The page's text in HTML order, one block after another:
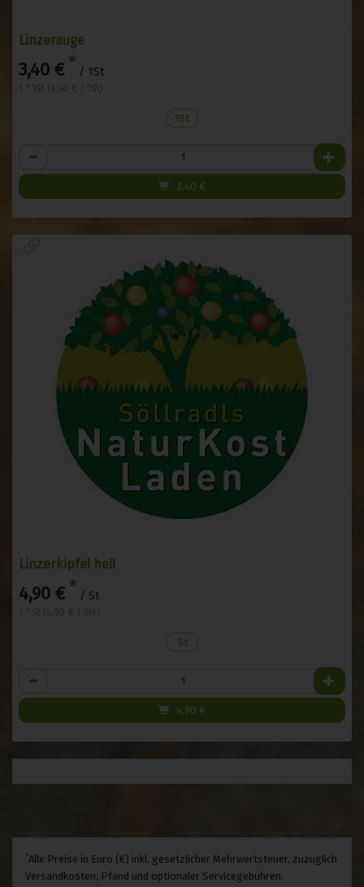
Linzerauge
3,40 € * / 1St
1St
Anzahl
3,40 €
Linzerkipfel hell
4,90 € * / St
St
Anzahl
4,90 €
*Alle Preise in Euro (€) inkl. gesetzlicher Mehrwertsteuer, zuzüglich
Versandkosten, Pfand und optionaler Servicegebühren.